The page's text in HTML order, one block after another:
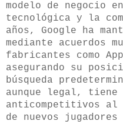
modelo de negocio
tecnológica y la
años, Google ha
mediante acuerdos
fabricantes como
asegurando su
búsqueda
aunque legal, tiene
anticompetitivos al
de nuevos jugadores